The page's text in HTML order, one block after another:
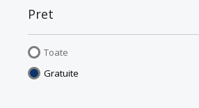
Pret
Toate
Gratuite